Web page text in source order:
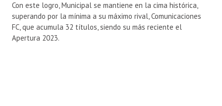
Con este logro, Municipal se mantiene en la cima histórica,
superando por la mínima a su máximo rival,Comunicaciones
FC, que acumula 32 títulos, siendo su más reciente el
Apertura 2023.